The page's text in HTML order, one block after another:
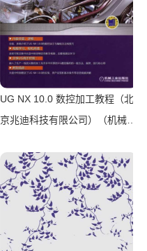
UG NX 10.0 数控加工教程（北
京兆迪科技有限公司）（机械工